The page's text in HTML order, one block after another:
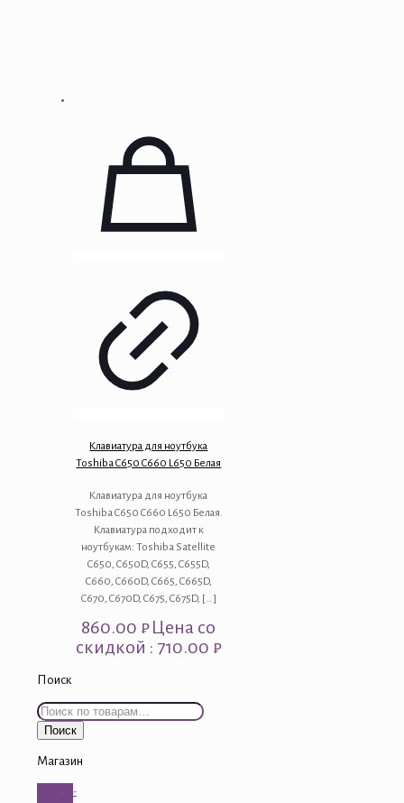
Клавиатура для ноутбука
Toshiba C650 C660 L650 Белая
Клавиатура для ноутбука
Toshiba C650 C660 L650 Белая.
Клавиатура подходит к
ноутбукам: Toshiba Satellite
C650, C650D, C655, C655D,
C660, C660D, C665, C665D,
C670, C670D, C675, C675D, […]
860.00₽Цена со
скидкой : 710.00 ₽
Поиск
Искать:
Поиск
Магазин
-